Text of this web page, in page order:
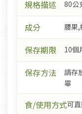
規格描述 80公
成分 腰果
保存期限 10個
保存方法
請存
畢
食/使用方式可